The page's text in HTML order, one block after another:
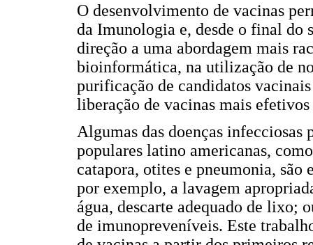
O desenvolvimento de vacinas
da Imunologia e, desde o final do
direção a uma abordagem mais
bioinformática, na utilização de
purificação de candidatos
liberação de vacinas mais
Algumas das doenças infecciosas
populares latino americanas,
catapora, otites e pneumonia, são
por exemplo, a lavagem
água, descarte adequado de lixo;
de imunopreveníveis. Este